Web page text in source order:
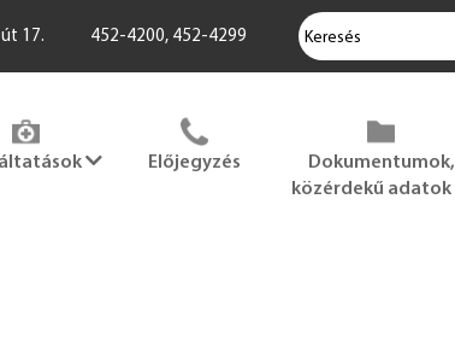
17. 452-4200, 452-4299
KERESÉS
Előjegyzés
Dokumentumok,
közérdekű adatok